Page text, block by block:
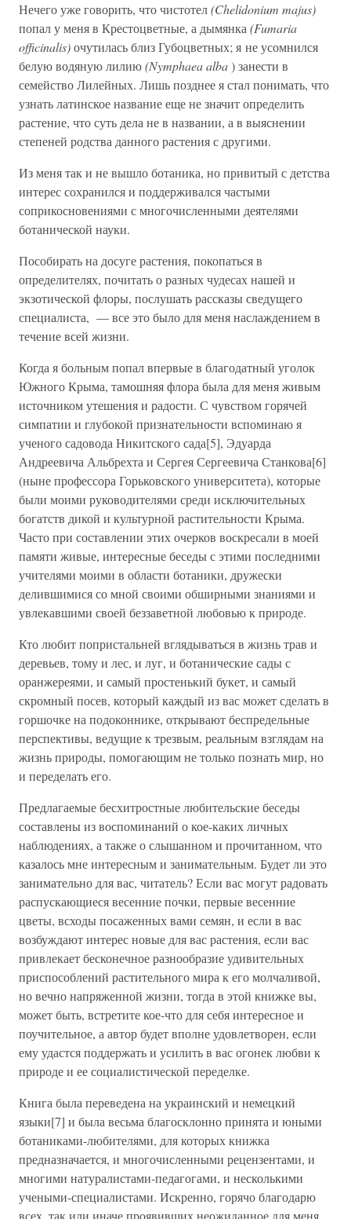
Нечего уже говорить, что чистотел(Chelidonium majus)
попал у меня в Крестоцветные, а дымянка (Fumaria
officinalis)очутилась близ Губоцветных; я не усомнился
белую водяную лилию(Nymphaea alba) занести в
семейство Лилейных. Лишь позднее я стал понимать, что
узнать латинское название еще не значит определить
растение, что суть дела не в названии, а в выяснении
степеней родства данного растения с другими.
Из меня так и не вышло ботаника, но привитый с детства
интерес сохранился и поддерживался частыми
соприкосновениями с многочисленными деятелями
ботанической науки.
Пособирать на досуге растения, покопаться в
определителях, почитать о разных чудесах нашей и
экзотической флоры, послушать рассказы сведущего
специалиста, — все это было для меня наслаждением в
течение всей жизни.
Когда я больным попал впервые в благодатный уголок
Южного Крыма, тамошняя флора была для меня живым
источником утешения и радости. С чувством горячей
симпатии и глубокой признательности вспоминаю я
ученого садовода Никитского сада[5], Эдуарда
Андреевича Альбрехта и Сергея Сергеевича Станкова[6]
(ныне профессора Горьковского университета), которые
были моими руководителями среди исключительных
богатств дикой и культурной растительности Крыма.
Часто при составлении этих очерков воскресали в моей
памяти живые, интересные беседы с этими последними
учителями моими в области ботаники, дружески
делившимися со мной своими обширными знаниями и
увлекавшими своей беззаветной любовью к природе.
Кто любит попристальней вглядываться в жизнь трав и
деревьев, тому и лес, и луг, и ботанические сады с
оранжереями, и самый простенький букет, и самый
скромный посев, который каждый из вас может сделать в
горшочке на подоконнике, открывают беспредельные
перспективы, ведущие к трезвым, реальным взглядам на
жизнь природы, помогающим не только познать мир, но
и переделать его.
Предлагаемые бесхитростные любительские беседы
составлены из воспоминаний о кое-каких личных
наблюдениях, а также о слышанном и прочитанном, что
казалось мне интересным и занимательным. Будет ли это
занимательно для вас, читатель? Если вас могут радовать
распускающиеся весенние почки, первые весенние
цветы, всходы посаженных вами семян, и если в вас
возбуждают интерес новые для вас растения, если вас
привлекает бесконечное разнообразие удивительных
приспособлений растительного мира к его молчаливой,
но вечно напряженной жизни, тогда в этой книжке вы,
может быть, встретите кое-что для себя интересное и
поучительное, а автор будет вполне удовлетворен, если
ему удастся поддержать и усилить в вас огонек любви к
природе и ее социалистической переделке.
Книга была переведена на украинский и немецкий
языки[7] и была весьма благосклонно принята и юными
ботаниками-любителями, для которых книжка
предназначается, и многочисленными рецензентами, и
многими натуралистами-педагогами, и несколькими
учеными-специалистами. Искренно, горячо благодарю
всех, так или иначе проявивших неожиданное для меня